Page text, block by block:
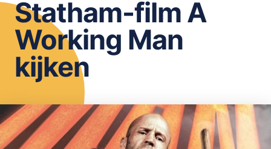
OPSLAAN
Statham-film A
Working Man
kijken